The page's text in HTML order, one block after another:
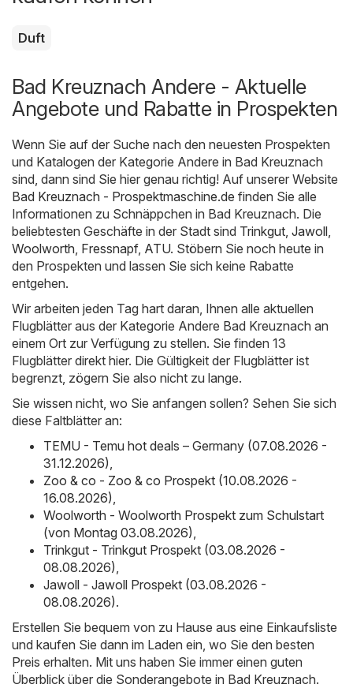
Duft
Bad Kreuznach Andere - Aktuelle
Angebote und Rabatte in Prospekten
Wenn Sie auf der Suche nach den neuesten Prospekten
und Katalogen der Kategorie Andere in Bad Kreuznach
sind, dann sind Sie hier genau richtig! Auf unserer Website
Bad Kreuznach - Prospektmaschine.de finden Sie alle
Informationen zu Schnäppchen in Bad Kreuznach. Die
beliebtesten Geschäfte in der Stadt sind Trinkgut Jawoll
Woolworth Fressnapf, ATU. Stöbern Sie noch heute in
den Prospekten und lassen Sie sich keine Rabatte
entgehen.
Wir arbeiten jeden Tag hart daran, Ihnen alle aktuellen
Flugblätter aus der Kategorie Andere Bad Kreuznach an
einem Ort zur Verfügung zu stellen. Sie finden 13
Flugblätter direkt hier. Die Gültigkeit der Flugblätter ist
begrenzt, zögern Sie also nicht zu lange.
Sie wissen nicht, wo Sie anfangen sollen? Sehen Sie sich
diese Faltblätter an:
TEMU - Temu hot deals – Germany (07.08.2026 -
31.12.2026)
Zoo & co - Zoo & co Prospekt (10.08.2026 -
16.08.2026)
Woolworth - Woolworth Prospekt zum Schulstart
(von Montag 03.08.2026)
Trinkgut - Trinkgut Prospekt (03.08.2026 -
08.08.2026)
Jawoll - Jawoll Prospekt (03.08.2026 -
08.08.2026).
Erstellen Sie bequem von zu Hause aus eine Einkaufsliste
und kaufen Sie dann im Laden ein, wo Sie den besten
Preis erhalten. Mit uns haben Sie immer einen guten
Überblick über die Sonderangebote in Bad Kreuznach.